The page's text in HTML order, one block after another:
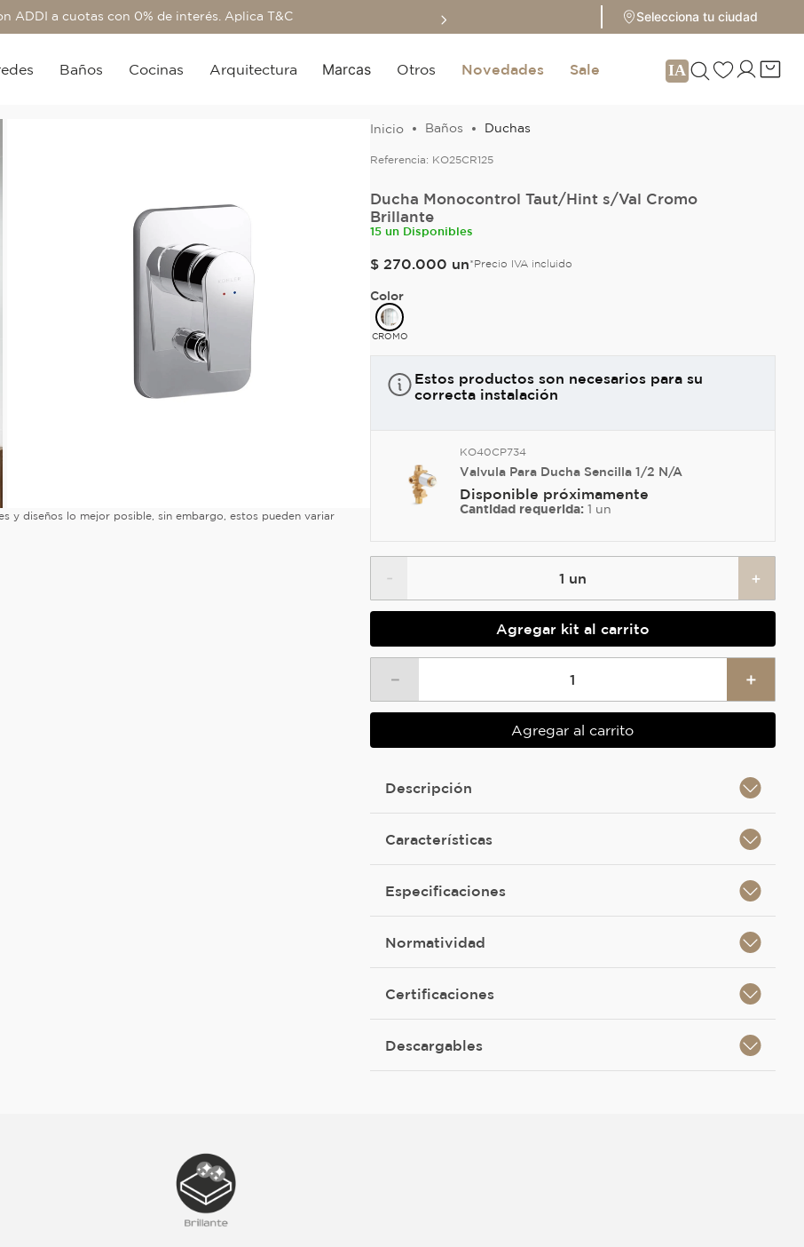
ADDI a cuotas con 0% de interés. Aplica T&C Sale hasta 70%
Selecciona tu ciudad
Baños Cocinas Arquitectura Marcas Otros Novedades Sale
y diseños lo mejor posible, sin embargo, estos pueden variar
Baños Duchas
Referencia: KO25CR125
Ducha Monocontrol Taut/Hint s/Val Cromo
Brillante
15 un Disponibles
$ 270.000 un*Precio IVA incluido
Color
CROMO
Estos productos son necesarios para su
correcta instalación
KO40CP734
Valvula Para Ducha Sencilla 1/2 N/A
Disponible próximamente
Cantidad requerida:1 un
- 1 un +
Agregar kit al carrito
＋
－
Agregar al carrito
Descripción
Características
Especificaciones
Normatividad
Certificaciones
Descargables